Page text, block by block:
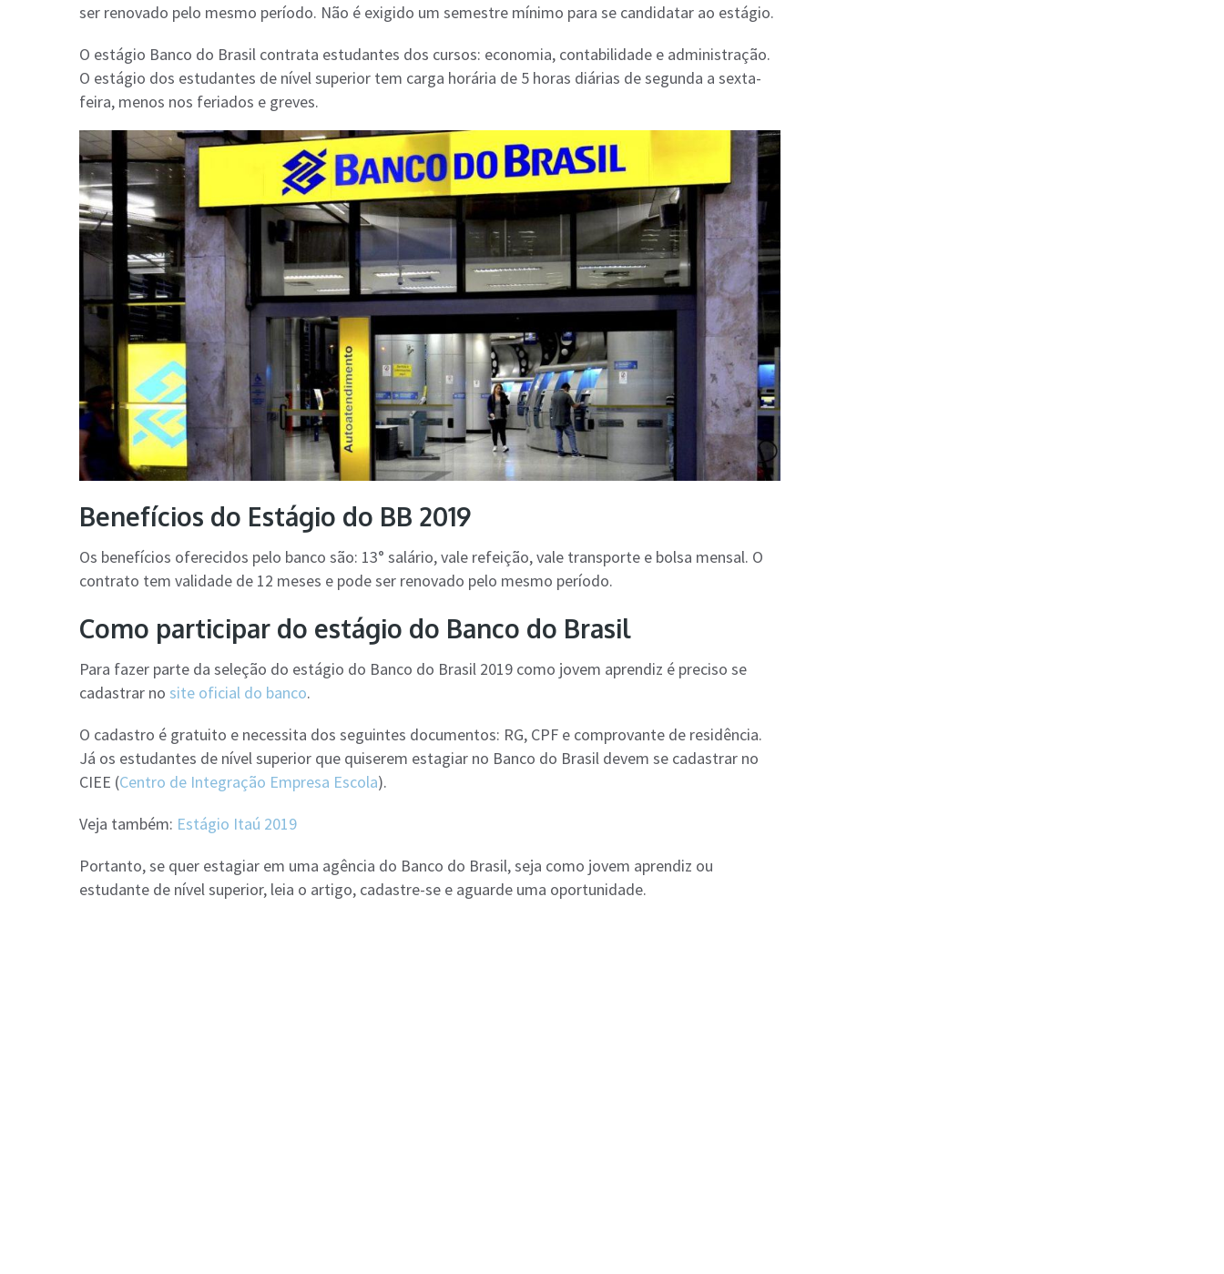
ser renovado pelo mesmo período. Não é exigido um semestre mínimo para se candidatar ao estágio.
O estágio Banco do Brasil contrata estudantes dos cursos: economia, contabilidade e administração.
O estágio dos estudantes de nível superior tem carga horária de 5 horas diárias de segunda a sexta-
feira, menos nos feriados e greves.
Benefícios do Estágio do BB 2019
Os benefícios oferecidos pelo banco são: 13° salário, vale refeição, vale transporte e bolsa mensal. O
contrato tem validade de 12 meses e pode ser renovado pelo mesmo período.
Como participar do estágio do Banco do Brasil
Para fazer parte da seleção do estágio do Banco do Brasil 2019 como jovem aprendiz é preciso se
cadastrar no site oficial do banco.
O cadastro é gratuito e necessita dos seguintes documentos: RG, CPF e comprovante de residência.
Já os estudantes de nível superior que quiserem estagiar no Banco do Brasil devem se cadastrar no
CIEE (Centro de Integração Empresa Escola).
Veja também: Estágio Itaú 2019
Portanto, se quer estagiar em uma agência do Banco do Brasil, seja como jovem aprendiz ou
estudante de nível superior, leia o artigo, cadastre-se e aguarde uma oportunidade.